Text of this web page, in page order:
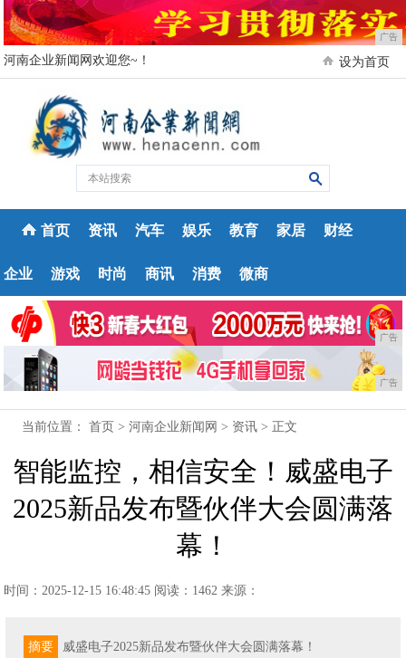
广告
河南企业新闻网欢迎您~！ 设为首页
首页 资讯 汽车 娱乐 教育 家居 财经
企业 游戏 时尚 商讯 消费 微商
广告
广告
当前位置：首页 >河南企业新闻网 > 资讯 > 正文
智能监控，相信安全！威盛电子
2025新品发布暨伙伴大会圆满落
幕！
时间：2025-12-15 16:48:45 阅读：1462 来源：
摘要 威盛电子2025新品发布暨伙伴大会圆满落幕！